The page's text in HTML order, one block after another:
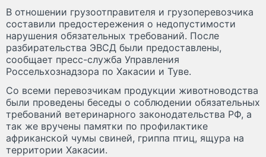
В отношении грузоотправителя и грузоперевозчика
составили предостережения о недопустимости
нарушения обязательных требований. После
разбирательства ЭВСД были предоставлены,
сообщает пресс-служба Управления
Россельхознадзора по Хакасии и Туве.
Со всеми перевозчикам продукции животноводства
были проведены беседы о соблюдении обязательных
требований ветеринарного законодательства РФ, а
так же вручены памятки по профилактике
африканской чумы свиней, гриппа птиц, ящура на
территории Хакасии.